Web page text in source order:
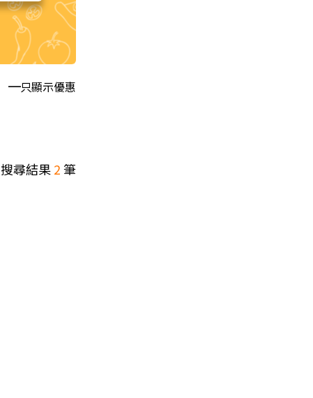
只顯示優惠
搜尋結果2筆